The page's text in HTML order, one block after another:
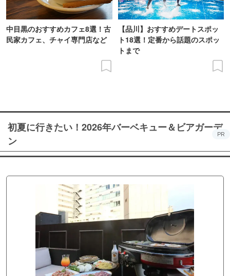
中目黒のおすすめカフェ8選！古
民家カフェ、チャイ専門店など
【品川】おすすめデートスポッ
ト18選！定番から話題のスポッ
トまで
初夏に行きたい！2026年バーベキュー＆ビアガーデ
ン
PR